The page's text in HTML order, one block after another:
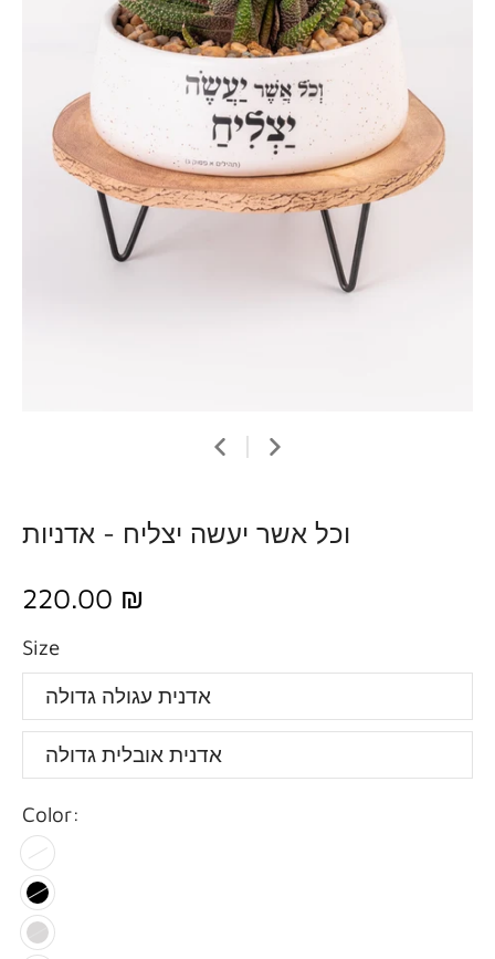
וכל אשר יעשה יצליח - אדניות
220.00 ₪
Size
אדנית עגולה גדולה
אדנית אובלית גדולה
Color: